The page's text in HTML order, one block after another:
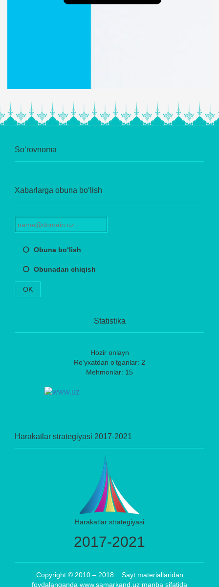
So‘rovnoma
Xabarlarga obuna bo‘lish
Obuna bo‘lish
Obunadan chiqish
OK
Statistika
Hozir onlayn
Ro‘yxatdan o‘tganlar: 2
Mehmonlar: 15
Harakatlar strategiyasi 2017-2021
Harakatlar strategiyasi
2017-2021
Copyright © 2010 – 2018. . Sayt materiallaridan
foydalanganda www.samarkand.uz manba sifatida